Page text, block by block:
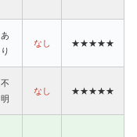
あ
り
なし ★★★★★
不
明
なし ★★★★★